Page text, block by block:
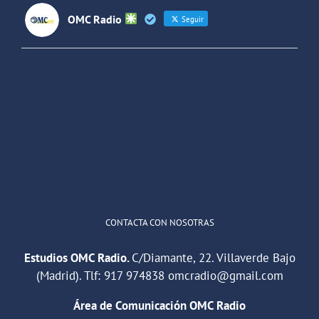
OMC Radio Seguir
CONTACTA CON NOSOTRAS
Estudios OMC Radio.C/Diamante, 22. Villaverde Bajo
(Madrid). Tlf: 917 974838 omcradio@gmail.com
Área de Comunicación OMC Radio